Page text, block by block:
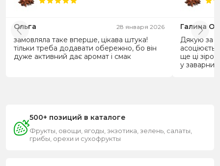
Ольга 28 января 2026
замовляла таке вперше, цікава штука!
тільки треба додавати обережно, бо він
дуже активний дає аромат і смак
Галина
Дякую за
ще ці
у
500+ позиций в каталоге
Фрукты, овощи, ягоды, экзотика, зелень, салаты,
грибы, орехи и сухофрукты